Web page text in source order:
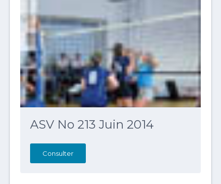
ASV No 213 Juin 2014
Consulter